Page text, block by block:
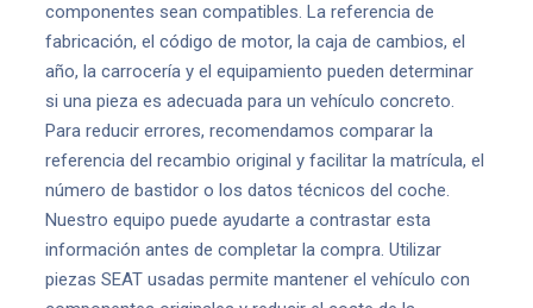
componentes sean compatibles. La referencia de
fabricación, el código de motor, la caja de cambios, el
año, la carrocería y el equipamiento pueden determinar
si una pieza es adecuada para un vehículo concreto.
Para reducir errores, recomendamos comparar la
referencia del recambio original y facilitar la matrícula, el
número de bastidor o los datos técnicos del coche.
Nuestro equipo puede ayudarte a contrastar esta
información antes de completar la compra. Utilizar
piezas SEAT usadas permite mantener el vehículo con